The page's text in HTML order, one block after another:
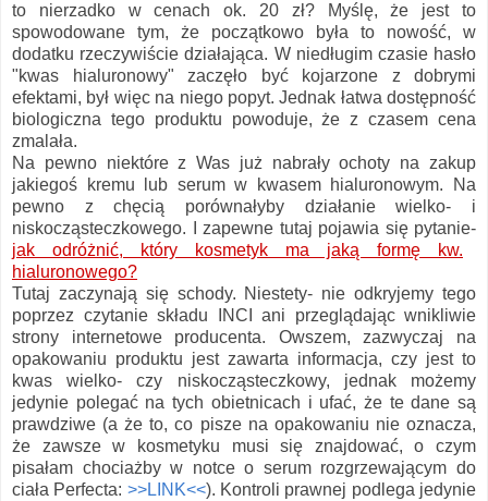
to nierzadko w cenach ok. 20 zł? Myślę, że jest to
spowodowane tym, że początkowo była to nowość, w
dodatku rzeczywiście działająca. W niedługim czasie hasło
"kwas hialuronowy" zaczęło być kojarzone z dobrymi
efektami, był więc na niego popyt. Jednak łatwa dostępność
biologiczna tego produktu powoduje, że z czasem cena
zmalała.
Na pewno niektóre z Was już nabrały ochoty na zakup
jakiegoś kremu lub serum w kwasem hialuronowym. Na
pewno z chęcią porównałyby działanie wielko- i
niskocząsteczkowego. I zapewne tutaj pojawia się pytanie-
jak odróżnić, który kosmetyk ma jaką formę kw.
hialuronowego?
Tutaj zaczynają się schody. Niestety- nie odkryjemy tego
poprzez czytanie składu INCI ani przeglądając wnikliwie
strony internetowe producenta. Owszem, zazwyczaj na
opakowaniu produktu jest zawarta informacja, czy jest to
kwas wielko- czy niskocząsteczkowy, jednak możemy
jedynie polegać na tych obietnicach i ufać, że te dane są
prawdziwe (a że to, co pisze na opakowaniu nie oznacza,
że zawsze w kosmetyku musi się znajdować, o czym
pisałam chociażby w notce o serum rozgrzewającym do
ciała Perfecta: >>LINK<<). Kontroli prawnej podlega jedynie